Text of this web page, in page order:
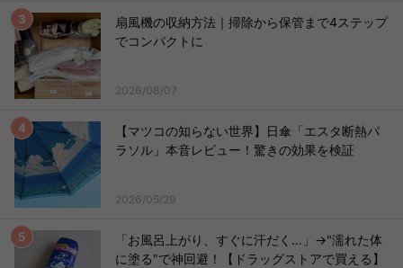
扇風機の収納方法｜掃除から保管まで4ステップ
でコンパクトに
2026/08/07
【マツコの知らない世界】日傘「エスタ断熱パ
ラソル」本音レビュー！驚きの効果を検証
2026/05/29
「お風呂上がり、すぐに汗だく…」→"濡れた体
に塗る"で神回避！【ドラッグストアで買える】